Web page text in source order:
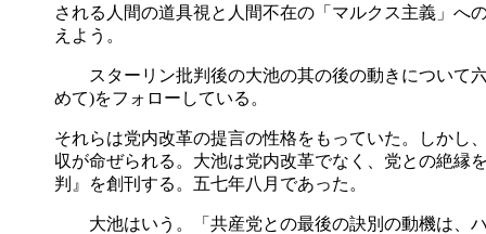
される人間の道具視と人間不在の「マルクス主義」へ
えよう。
スターリン批判後の大池の其の後の動きについて
めて)をフォローしている。
それらは党内改革の提言の性格をもっていた。しかし
収が命ぜられる。大池は党内改革でなく、党との絶縁
判』を創刊する。五七年八月であった。
大池はいう。「共産党との最後の訣別の動機は、